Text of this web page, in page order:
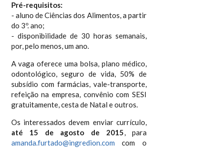
Pré-requisitos:
- aluno de Ciências dos Alimentos, a partir
do 3º. ano;
- disponibilidade de 30 horas semanais,
por, pelo menos, um ano.
A vaga oferece uma bolsa, plano médico,
odontológico, seguro de vida, 50% de
subsídio com farmácias, vale-transporte,
refeição na empresa, convênio com SESI
gratuitamente, cesta de Natal e outros.
Os interessados devem enviar currículo,
até 15 de agosto de 2015, para
amanda.furtado@ingredion.com com o